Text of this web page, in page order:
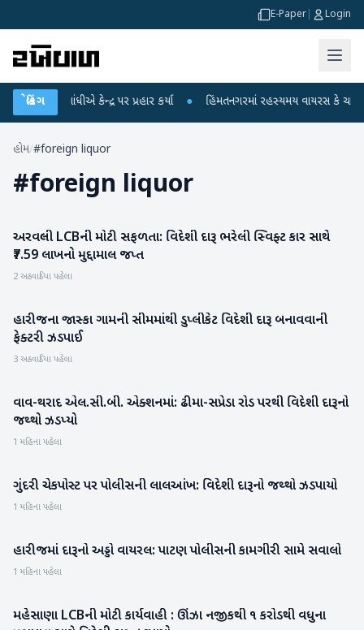
E-Paper Login
બ્રેકિંગ
રાહુલ ગાંધીએ કેન્દ્ર પર પ્રહાર કર્યા ● હિંમતનગરમાં રહસ્યમય વાયરસ કે ચાંદીપુરા?
હોમ/#foreign liquor
#foreign liquor
અરવલ્લી
અરવલ્લી LCBની મોટી સફળતા: વિદેશી દારૂ ભરેલી સ્વિફ્ટ કાર સાથે
₹7.59 લાખનો મુદ્દામાલ જપ્ત
2 અઠવાડિયા પહેલા
પાટણ
હારીજના જાસ્કા ગામની સીમમાંથી ડુપ્લીકેટ વિદેશી દારૂ બનાવવાની
ફેક્ટરી ઝડપાઈ
3 અઠવાડિયા પહેલા
વાવ-થરાદ
વાવ-થરાદ એલ.સી.બી. એક્શનમાં: ઢીમા-સપ્રેડા રોડ પરથી વિદેશી દારૂનો
જથ્થો ઝડપ્યો
1 મહિના પહેલા
બનાસકાંઠા
ગુંદરી ચેકપોસ્ટ પર પોલીસની લાલઆંખ: વિદેશી દારૂનો જથ્થો ઝડપાયો
1 મહિના પહેલા
પાટણ
હારીજમાં દારૂનો અડ્ડો વાયરલ: પાટણ પોલીસની કામગીરી સામે સવાલો
1 મહિના પહેલા
મહેસાણા
મહેસાણા LCBની મોટી કાર્યવાહી : ઊંઝા નજીકથી ૧ કરોડથી વધુના